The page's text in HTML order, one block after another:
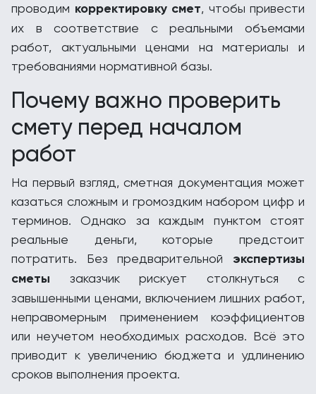
проводим корректировку смет, чтобы привести
их в соответствие с реальными объемами
работ, актуальными ценами на материалы и
требованиями нормативной базы.
Почему важно проверить
смету перед началом
работ
На первый взгляд, сметная документация может
казаться сложным и громоздким набором цифр и
терминов. Однако за каждым пунктом стоят
реальные деньги, которые предстоит
потратить. Без предварительной экспертизы
сметы заказчик рискует столкнуться с
завышенными ценами, включением лишних работ,
неправомерным применением коэффициентов
или неучетом необходимых расходов. Всё это
приводит к увеличению бюджета и удлинению
сроков выполнения проекта.